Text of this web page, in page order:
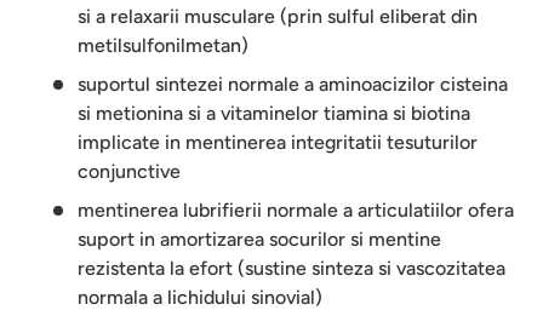
si a relaxarii musculare (prin sulful eliberat din
metilsulfonilmetan)
suportul sintezei normale a aminoacizilor cisteina
si metionina si a vitaminelor tiamina si biotina
implicate in mentinerea integritatii tesuturilor
conjunctive
mentinerea lubrifierii normale a articulatiilor ofera
suport in amortizarea socurilor si mentine
rezistenta la efort (sustine sinteza si vascozitatea
normala a lichidului sinovial)